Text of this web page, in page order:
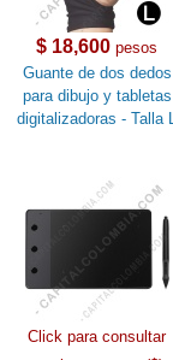
$ 18,600 pesos
Guante de dos dedos
para dibujo y tabletas
digitalizadoras - Talla L
Click para consultar